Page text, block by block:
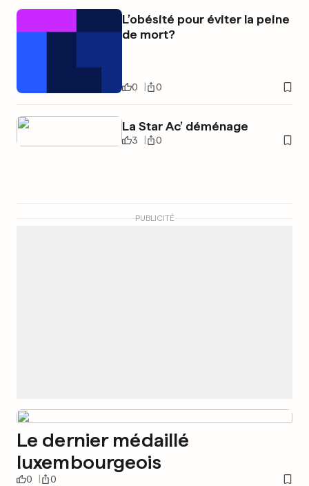
L’obésité pour éviter la peine
de mort?
0 0
La Star Ac’ déménage
3 0
PUBLICITÉ
Le dernier médaillé
luxembourgeois
0 0